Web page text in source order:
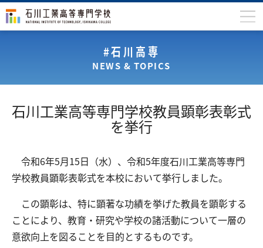
入学案内
国際交流
教育・研究施設
中学生の方 在学生の方
#石川高専
NEWS & TOPICS
石川工業高等専門学校教員顕彰表彰式
を挙行
令和6年5月15日（水）、令和5年度石川工業高等専門
学校教員顕彰表彰式を本校において挙行しました。
この顕彰は、特に顕著な功績を挙げた教員を顕彰する
ことにより、教育・研究や学校の諸活動について一層の
意欲向上を図ることを目的とするものです。